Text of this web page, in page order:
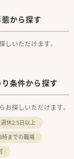
から探す
いただけます。
条件から探す
探しいただけます。
週休2.5日以上
時までの職場